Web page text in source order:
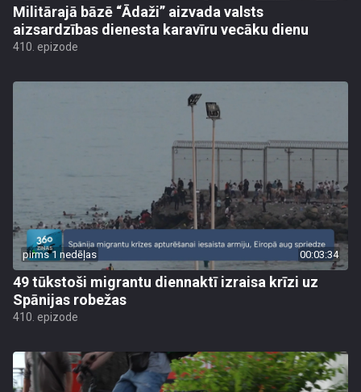
Militārajā bāzē “Ādaži” aizvada valsts
aizsardzības dienesta karavīru vecāku dienu
410. epizode
pirms 1 nedēļas 00:03:34
49 tūkstoši migrantu diennaktī izraisa krīzi uz
Spānijas robežas
410. epizode